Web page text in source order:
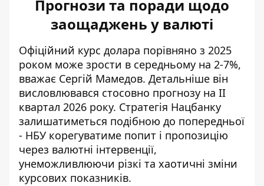
Прогнози та поради щодо
заощаджень у валюті
Офіційний курс долара порівняно з 2025
роком може зрости в середньому на 2-7%,
вважає Сергій Мамедов. Детальніше він
висловлювався стосовно прогнозу на II
квартал 2026 року. Стратегія Нацбанку
залишатиметься подібною до попередньої
- НБУ корегуватиме попит і пропозицію
через валютні інтервенції,
унеможливлюючи різкі та хаотичні зміни
курсових показників.